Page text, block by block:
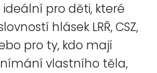
pro děti, které
hlásek LRŘ, CSZ,
pro ty, kdo mají
vlastního těla,